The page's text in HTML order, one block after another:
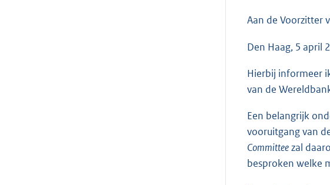
Aan de Voorzitter
Den Haag, 5 april
Hierbij informeer
van de
Een belangrijk
vooruitgang van
Committeezal
besproken welke